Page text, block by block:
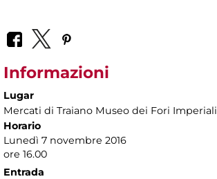
Informazioni
Lugar
Mercati di Traiano Museo dei Fori Imperiali
Horario
Lunedì 7 novembre 2016
ore 16.00
Entrada